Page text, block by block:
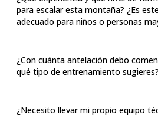
para escalar esta montaña? ¿Es
adecuado para niños o personas
¿Con cuánta antelación debo
qué tipo de entrenamiento sugieres?
¿Necesito llevar mi propio equipo